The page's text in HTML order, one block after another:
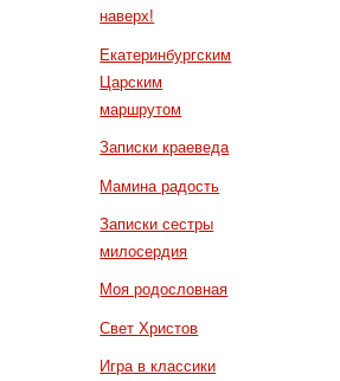
наверх!
Екатеринбургским
Царским
маршрутом
Записки краеведа
Мамина радость
Записки сестры
милосердия
Моя родословная
Свет Христов
Игра в классики